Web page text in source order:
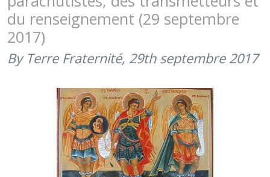
DES
TROIS
du renseignement (29 septembre
2017)
By Terre Fraternité, 29th septembre 2017